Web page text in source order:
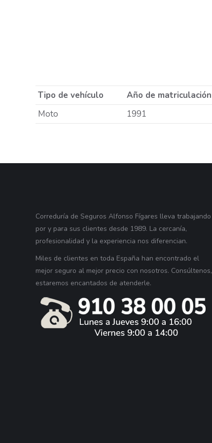
Tipo de vehículo Año de matriculación
Moto
1991
Correduría de Seguros Alfonso Fígares lleva trabajando
por y para sus clientes desde 1989. La cercanía,
profesionalidad y la experiencia nos diferencian.
Miles de clientes en toda España han encontrado el
mejor seguro al mejor precio con nosotros. Consúltenos,
estaremos encantados de atenderle.